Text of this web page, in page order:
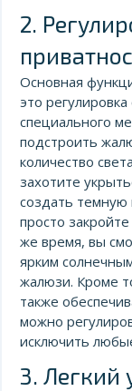
2.
Основная
это
специального
подстроить
количество
захотите
создать темную
просто
же время, вы
ярким
жалюзи. Кроме
также
можно
исключить
3. Легкий